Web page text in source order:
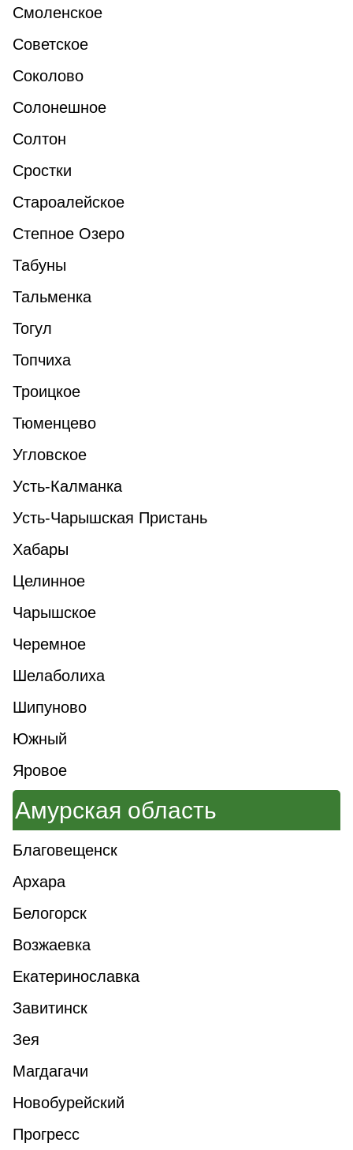
Смоленское
Советское
Соколово
Солонешное
Солтон
Сростки
Староалейское
Степное Озеро
Табуны
Тальменка
Тогул
Топчиха
Троицкое
Тюменцево
Угловское
Усть-Калманка
Усть-Чарышская Пристань
Хабары
Целинное
Чарышское
Черемное
Шелаболиха
Шипуново
Южный
Яровое
Амурская область
Благовещенск
Архара
Белогорск
Возжаевка
Екатеринославка
Завитинск
Зея
Магдагачи
Новобурейский
Прогресс